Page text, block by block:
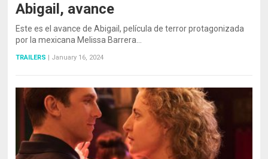
Abigail, avance
Este es el avance de Abigail, película de terror protagonizada
por la mexicana Melissa Barrera…
TRAILERS January 16, 2024